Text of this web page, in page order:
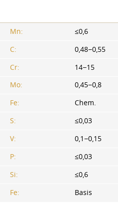
Mn:
≤0,6
C:
0,48−0,55
Cr:
14−15
Mo:
0,45−0,8
Fe:
Chem.
S:
≤0,03
V:
0,1−0,15
P:
≤0,03
Si:
≤0,6
Fe:
Basis